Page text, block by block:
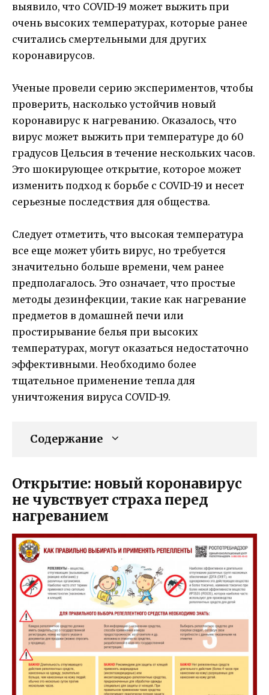
выявило, что COVID-19 может выжить при
очень высоких температурах, которые ранее
считались смертельными для других
коронавирусов.
Ученые провели серию экспериментов, чтобы
проверить, насколько устойчив новый
коронавирус к нагреванию. Оказалось, что
вирус может выжить при температуре до 60
градусов Цельсия в течение нескольких часов.
Это шокирующее открытие, которое может
изменить подход к борьбе с COVID-19 и несет
серьезные последствия для общества.
Следует отметить, что высокая температура
все еще может убить вирус, но требуется
значительно больше времени, чем ранее
предполагалось. Это означает, что простые
методы дезинфекции, такие как нагревание
предметов в домашней печи или
простирывание белья при высоких
температурах, могут оказаться недостаточно
эффективными. Необходимо более
тщательное применение тепла для
уничтожения вируса COVID-19.
Содержание
Открытие: новый коронавирус
не чувствует страха перед
нагреванием